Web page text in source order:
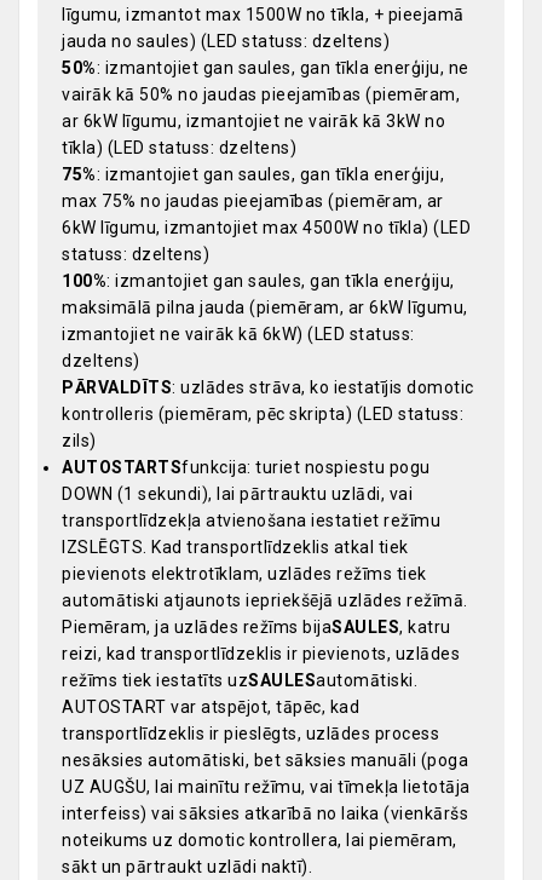
līgumu, izmantot max 1500W no tīkla, + pieejamā
jauda no saules) (LED statuss: dzeltens)
50%: izmantojiet gan saules, gan tīkla enerģiju, ne
vairāk kā 50% no jaudas pieejamības (piemēram,
ar 6kW līgumu, izmantojiet ne vairāk kā 3kW no
tīkla) (LED statuss: dzeltens)
75%: izmantojiet gan saules, gan tīkla enerģiju,
max 75% no jaudas pieejamības (piemēram, ar
6kW līgumu, izmantojiet max 4500W no tīkla) (LED
statuss: dzeltens)
100%: izmantojiet gan saules, gan tīkla enerģiju,
maksimālā pilna jauda (piemēram, ar 6kW līgumu,
izmantojiet ne vairāk kā 6kW) (LED statuss:
dzeltens)
PĀRVALDĪTS: uzlādes strāva, ko iestatījis domotic
kontrolleris (piemēram, pēc skripta) (LED statuss:
zils)
AUTOSTARTSfunkcija: turiet nospiestu pogu
DOWN (1 sekundi), lai pārtrauktu uzlādi, vai
transportlīdzekļa atvienošana iestatiet režīmu
IZSLĒGTS. Kad transportlīdzeklis atkal tiek
pievienots elektrotīklam, uzlādes režīms tiek
automātiski atjaunots iepriekšējā uzlādes režīmā.
Piemēram, ja uzlādes režīms bijaSAULES, katru
reizi, kad transportlīdzeklis ir pievienots, uzlādes
režīms tiek iestatīts uzSAULESautomātiski.
AUTOSTART var atspējot, tāpēc, kad
transportlīdzeklis ir pieslēgts, uzlādes process
nesāksies automātiski, bet sāksies manuāli (poga
UZ AUGŠU, lai mainītu režīmu, vai tīmekļa lietotāja
interfeiss) vai sāksies atkarībā no laika (vienkāršs
noteikums uz domotic kontrollera, lai piemēram,
sākt un pārtraukt uzlādi naktī).